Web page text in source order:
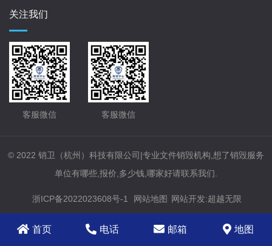
关注我们
客服微信 客服微信
© 2022 销卫（杭州）科技有限公司|专业文件销毁机构,想了销毁服务
单位有哪些,报价,多少钱,哪家好请联系我们.
浙ICP备2022023608号-1 网站地图 网站开发:超越无限
首页 电话 邮箱 地图